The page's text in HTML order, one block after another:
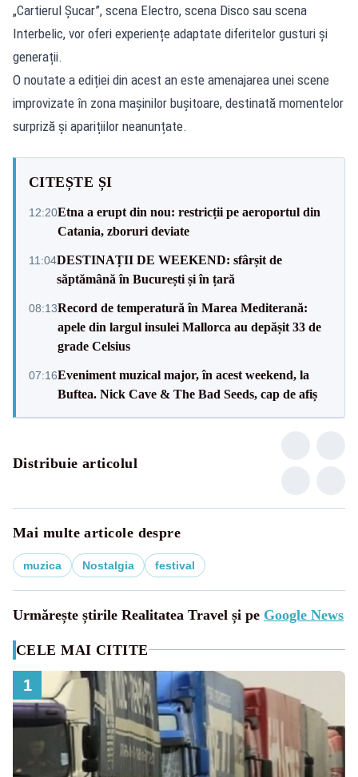
„Cartierul Șucar”, scena Electro, scena Disco sau scena
Interbelic, vor oferi experiențe adaptate diferitelor gusturi și
generații.
O noutate a ediției din acest an este amenajarea unei scene
improvizate în zona mașinilor bușitoare, destinată momentelor
surpriză și aparițiilor neanunțate.
CITEȘTE ȘI
12:20Etna a erupt din nou: restricții pe aeroportul din
Catania, zboruri deviate
11:04DESTINAȚII DE WEEKEND: sfârșit de
săptămână în București și în țară
08:13Record de temperatură în Marea Mediterană:
apele din largul insulei Mallorca au depășit 33 de
grade Celsius
07:16Eveniment muzical major, în acest weekend, la
Buftea. Nick Cave & The Bad Seeds, cap de afiș
Distribuie articolul
Mai multe articole despre
muzica Nostalgia festival
Urmărește știrile Realitatea Travel și pe Google News
CELE MAI CITITE
1